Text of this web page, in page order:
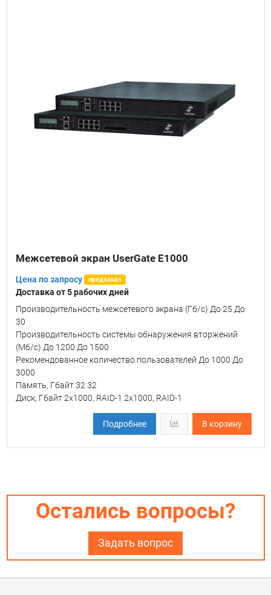
Межсетевой экран UserGate E1000
Цена по запросу предзаказ
Доставка от 5 рабочих дней
Производительность межсетевого экрана (Гб/c) До 25 До
30
Производительность системы обнаружения вторжений
(Мб/c) До 1200 До 1500
Рекомендованное количество пользователей До 1000 До
3000
Память, Гбайт 32 32
Диск, Гбайт 2х1000, RAID-1 2х1000, RAID-1
Подробнее В корзину
Остались вопросы?
Задать вопрос